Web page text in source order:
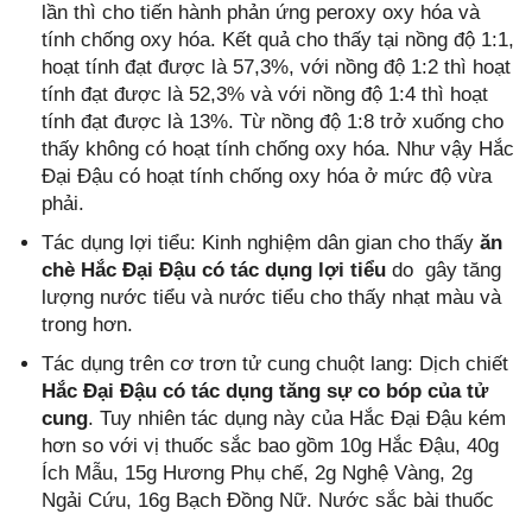
lần thì cho tiến hành phản ứng peroxy oxy hóa và
tính chống oxy hóa. Kết quả cho thấy tại nồng độ 1:1,
hoạt tính đạt được là 57,3%, với nồng độ 1:2 thì hoạt
tính đạt được là 52,3% và với nồng độ 1:4 thì hoạt
tính đạt được là 13%. Từ nồng độ 1:8 trở xuống cho
thấy không có hoạt tính chống oxy hóa. Như vậy Hắc
Đại Đậu có hoạt tính chống oxy hóa ở mức độ vừa
phải.
Tác dụng lợi tiểu: Kinh nghiệm dân gian cho thấy ăn
chè Hắc Đại Đậu có tác dụng lợi tiểu do gây tăng
lượng nước tiểu và nước tiểu cho thấy nhạt màu và
trong hơn.
Tác dụng trên cơ trơn tử cung chuột lang: Dịch chiết
Hắc Đại Đậu có tác dụng tăng sự co bóp của tử
cung. Tuy nhiên tác dụng này của Hắc Đại Đậu kém
hơn so với vị thuốc sắc bao gồm 10g Hắc Đậu, 40g
Ích Mẫu, 15g Hương Phụ chế, 2g Nghệ Vàng, 2g
Ngải Cứu, 16g Bạch Đồng Nữ. Nước sắc bài thuốc